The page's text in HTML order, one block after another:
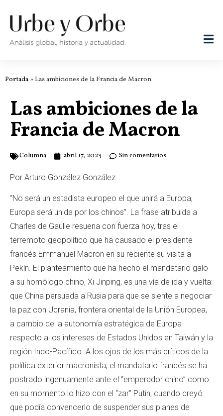
Portada » Las ambiciones de la Francia de Macron
Las ambiciones de la
Francia de Macron
Columna abril 17, 2023 Sin comentarios
Por Arturo González González
“No será un estadista europeo el que unirá a Europa,
Europa será unida por los chinos”. La frase atribuida a
Charles de Gaulle resuena con fuerza hoy, tras el
terremoto geopolítico que ha causado el presidente
francés Emmanuel Macron en su reciente su visita a
Pekín. El planteamiento que ha hecho el mandatario galo
a su homólogo chino, Xi Jinping, es una vía de ida y vuelta:
que China persuada a Rusia para que se siente a negociar
la paz con Ucrania, frontera oriental de la Unión Europea,
a cambio de la autonomía estratégica de Europa
respecto a los intereses de Estados Unidos en Taiwán y la
región Indo-Pacífico. A los ojos de los más críticos de la
política exterior macronista, el mandatario francés se ha
postrado ingenuamente ante el “emperador chino” como
en su momento lo hizo con el “zar” Putin, cuando creyó
que podía convencerlo de suspender sus planes de